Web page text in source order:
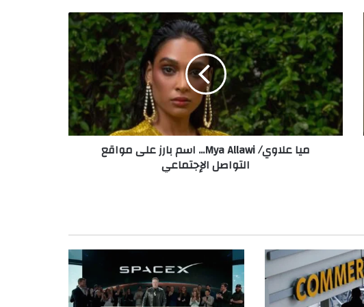
م
ل
ا
و
ي
/
a
w
i
.
.
ميا علاوي/ Mya Allawi... اسم بارز على مواقع
التواصل الإجتماعي